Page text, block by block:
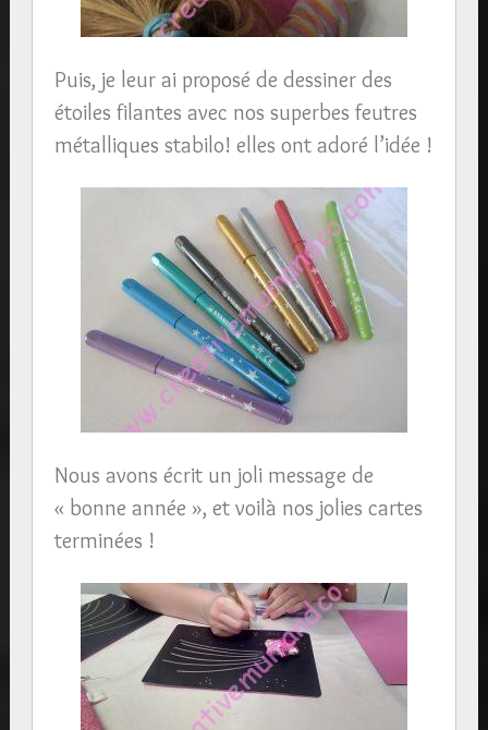
Puis, je leur ai proposé de dessiner des
étoiles filantes avec nos superbes feutres
métalliques stabilo! elles ont adoré l’idée !
Nous avons écrit un joli message de
« bonne année », et voilà nos jolies cartes
terminées !